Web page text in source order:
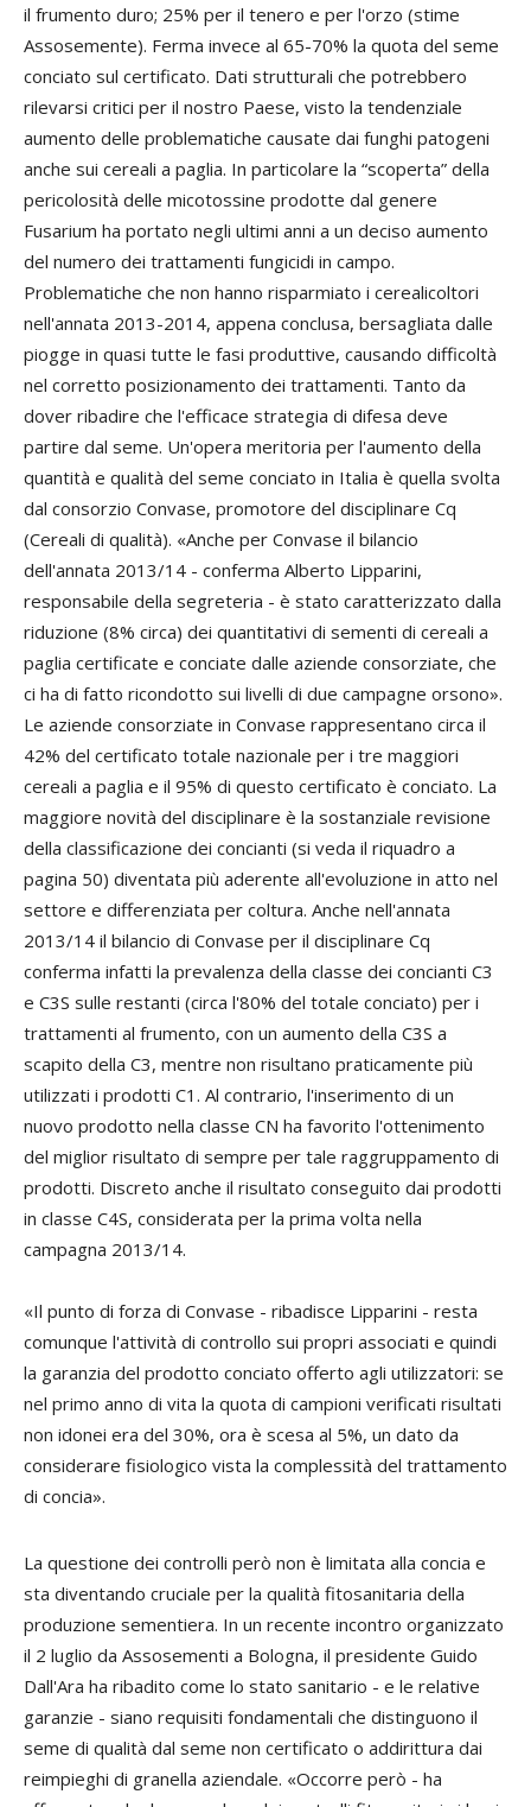
il frumento duro; 25% per il tenero e per l'orzo (stime
Assosemente). Ferma invece al 65-70% la quota del seme
conciato sul certificato. Dati strutturali che potrebbero
rilevarsi critici per il nostro Paese, visto la tendenziale
aumento delle problematiche causate dai funghi patogeni
anche sui cereali a paglia. In particolare la “scoperta” della
pericolosità delle micotossine prodotte dal genere
Fusarium ha portato negli ultimi anni a un deciso aumento
del numero dei trattamenti fungicidi in campo.
Problematiche che non hanno risparmiato i cerealicoltori
nell'annata 2013-2014, appena conclusa, bersagliata dalle
piogge in quasi tutte le fasi produttive, causando difficoltà
nel corretto posizionamento dei trattamenti. Tanto da
dover ribadire che l'efficace strategia di difesa deve
partire dal seme. Un'opera meritoria per l'aumento della
quantità e qualità del seme conciato in Italia è quella svolta
dal consorzio Convase, promotore del disciplinare Cq
(Cereali di qualità). «Anche per Convase il bilancio
dell'annata 2013/14 - conferma Alberto Lipparini,
responsabile della segreteria - è stato caratterizzato dalla
riduzione (8% circa) dei quantitativi di sementi di cereali a
paglia certificate e conciate dalle aziende consorziate, che
ci ha di fatto ricondotto sui livelli di due campagne orsono».
Le aziende consorziate in Convase rappresentano circa il
42% del certificato totale nazionale per i tre maggiori
cereali a paglia e il 95% di questo certificato è conciato. La
maggiore novità del disciplinare è la sostanziale revisione
della classificazione dei concianti (si veda il riquadro a
pagina 50) diventata più aderente all'evoluzione in atto nel
settore e differenziata per coltura. Anche nell'annata
2013/14 il bilancio di Convase per il disciplinare Cq
conferma infatti la prevalenza della classe dei concianti C3
e C3S sulle restanti (circa l'80% del totale conciato) per i
trattamenti al frumento, con un aumento della C3S a
scapito della C3, mentre non risultano praticamente più
utilizzati i prodotti C1. Al contrario, l'inserimento di un
nuovo prodotto nella classe CN ha favorito l'ottenimento
del miglior risultato di sempre per tale raggruppamento di
prodotti. Discreto anche il risultato conseguito dai prodotti
in classe C4S, considerata per la prima volta nella
campagna 2013/14.
«Il punto di forza di Convase - ribadisce Lipparini - resta
comunque l'attività di controllo sui propri associati e quindi
la garanzia del prodotto conciato offerto agli utilizzatori: se
nel primo anno di vita la quota di campioni verificati risultati
non idonei era del 30%, ora è scesa al 5%, un dato da
considerare fisiologico vista la complessità del trattamento
di concia».
La questione dei controlli però non è limitata alla concia e
sta diventando cruciale per la qualità fitosanitaria della
produzione sementiera. In un recente incontro organizzato
il 2 luglio da Assosementi a Bologna, il presidente Guido
Dall'Ara ha ribadito come lo stato sanitario - e le relative
garanzie - siano requisiti fondamentali che distinguono il
seme di qualità dal seme non certificato o addirittura dai
reimpieghi di granella aziendale. «Occorre però - ha